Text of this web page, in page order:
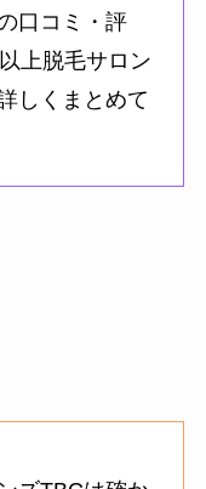
口コミ・評
上脱毛サロン
しくまとめて